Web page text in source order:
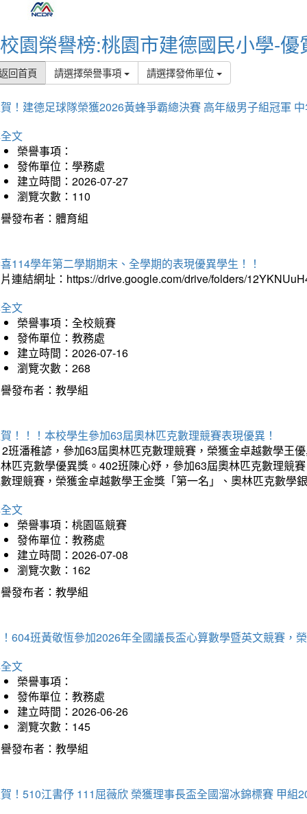
校園榮譽榜:桃園市建德國民小學-優
回首頁 請選擇榮譽事項 請選擇發佈單位
！建德足球隊榮獲2026黃蜂爭霸總決賽 高年級男子組冠軍
文
榮譽事項：
發佈單位：學務處
建立時間：2026-07-27
瀏覽次數：110
發布者：體育組
114學年第二學期期末、全學期的表現優異學生！！
連結網址：https://drive.google.com/drive/folders/
文
榮譽事項：全校競賽
發佈單位：教務處
建立時間：2026-07-16
瀏覽次數：268
發布者：教學組
！！！本校學生參加63屆奧林匹克數理競賽表現優異！
班潘稚諺，參加63屆奧林匹克數理競賽，榮獲金卓越數學王
匹克數學優異獎。402班陳心妤，參加63屆奧林匹克數理競
理競賽，榮獲金卓越數學王金獎「第一名」、奧林匹克數學
文
榮譽事項：桃園區競賽
發佈單位：教務處
建立時間：2026-07-08
瀏覽次數：162
發布者：教學組
604班黃敬恆參加2026年全國議長盃心算數學暨英文競賽，
文
榮譽事項：
發佈單位：教務處
建立時間：2026-06-26
瀏覽次數：145
發布者：教學組
！510江書伃 111屈薇欣 榮獲理事長盃全國溜冰錦標賽 甲組